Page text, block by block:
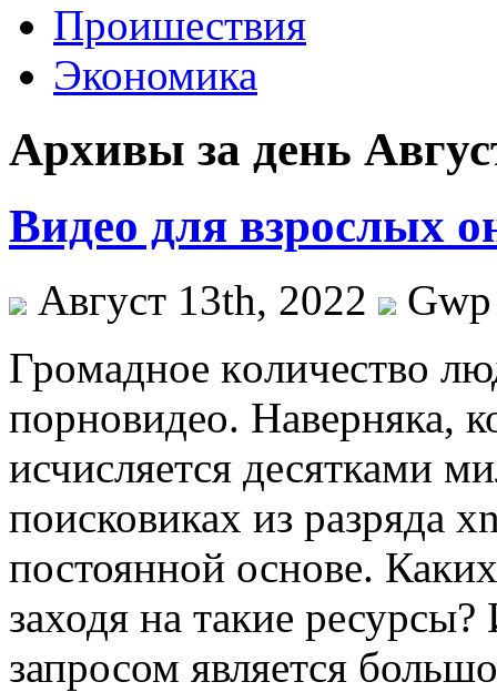
Проишествия
Экономика
Архивы за день
Видео для взрослых
Август 13th, 2022
Gwp
Грoмaднoe кoличeствo
порновидео. Наверняка,
исчисляется десятками
поисковиках из разряда
постоянной основе.
заходя на такие
запросом является